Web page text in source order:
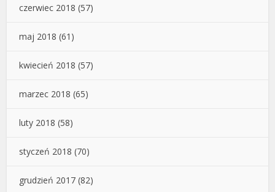
czerwiec 2018 (57)
maj 2018 (61)
kwiecień 2018 (57)
marzec 2018 (65)
luty 2018 (58)
styczeń 2018 (70)
grudzień 2017 (82)